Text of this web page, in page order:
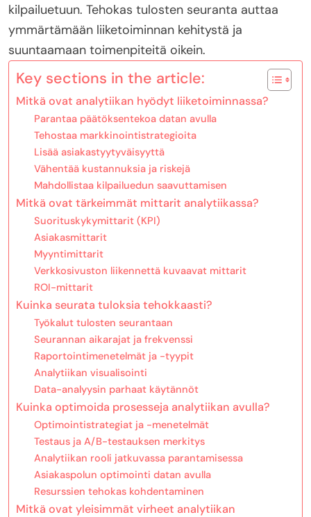
kilpailuetuun. Tehokas tulosten seuranta auttaa
ymmärtämään liiketoiminnan kehitystä ja
suuntaamaan toimenpiteitä oikein.
Key sections in the article:
Mitkä ovat analytiikan hyödyt liiketoiminnassa?
Parantaa päätöksentekoa datan avulla
Tehostaa markkinointistrategioita
Lisää asiakastyytyväisyyttä
Vähentää kustannuksia ja riskejä
Mahdollistaa kilpailuedun saavuttamisen
Mitkä ovat tärkeimmät mittarit analytiikassa?
Suorituskykymittarit (KPI)
Asiakasmittarit
Myyntimittarit
Verkkosivuston liikennettä kuvaavat mittarit
ROI-mittarit
Kuinka seurata tuloksia tehokkaasti?
Työkalut tulosten seurantaan
Seurannan aikarajat ja frekvenssi
Raportointimenetelmät ja -tyypit
Analytiikan visualisointi
Data-analyysin parhaat käytännöt
Kuinka optimoida prosesseja analytiikan avulla?
Optimointistrategiat ja -menetelmät
Testaus ja A/B-testauksen merkitys
Analytiikan rooli jatkuvassa parantamisessa
Asiakaspolun optimointi datan avulla
Resurssien tehokas kohdentaminen
Mitkä ovat yleisimmät virheet analytiikan